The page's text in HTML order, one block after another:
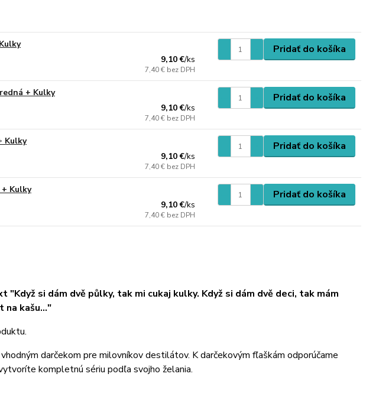
9,10 €/ks
7,40 € bez DPH
Pridať do košíka
+ Kulky
9,10 €/ks
7,40 € bez DPH
Pridať do košíka
Kulky
9,10 €/ks
7,40 € bez DPH
Pridať do košíka
Kulky
9,10 €/ks
7,40 € bez DPH
Pridať do košíka
"Když si dám dvě půlky, tak mi cukaj kulky. Když si dám dvě deci, tak mám
na kašu..."
darčekom pre milovníkov destilátov. K darčekovým fľaškám odporúčame
kompletnú sériu podľa svojho želania.